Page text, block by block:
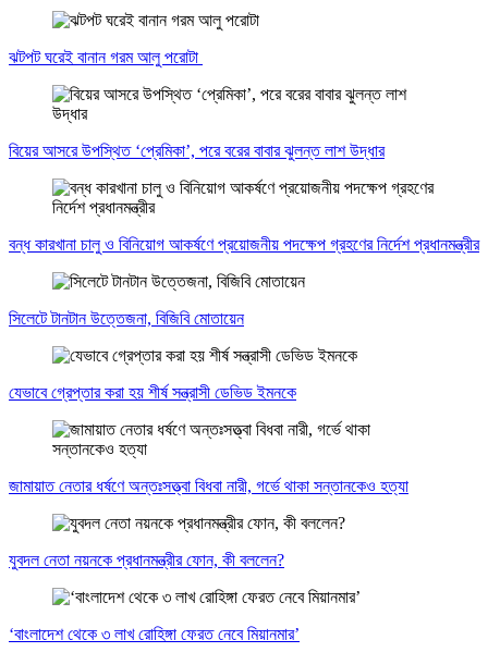
ঝটপট ঘরেই বানান গরম আলু পরোটা
বিয়ের আসরে উপস্থিত ‘প্রেমিকা’, পরে বরের বাবার ঝুলন্ত লাশ উদ্ধার
বন্ধ কারখানা চালু ও বিনিয়োগ আকর্ষণে প্রয়োজনীয় পদক্ষেপ গ্রহণের নির্দেশ প্রধানমন্ত্রীর
সিলেটে টানটান উত্তেজনা, বিজিবি মোতায়েন
যেভাবে গ্রেপ্তার করা হয় শীর্ষ সন্ত্রাসী ডেভিড ইমনকে
জামায়াত নেতার ধর্ষণে অন্তঃসত্ত্বা বিধবা নারী, গর্ভে থাকা সন্তানকেও হত্যা
যুবদল নেতা নয়নকে প্রধানমন্ত্রীর ফোন, কী বললেন?
‘বাংলাদেশ থেকে ৩ লাখ রোহিঙ্গা ফেরত নেবে মিয়ানমার’